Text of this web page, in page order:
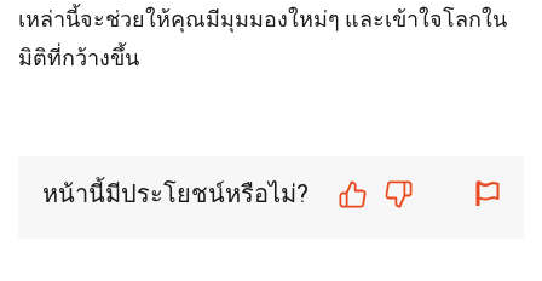
เหล่านี้จะช่วยให้คุณมีมุมมองใหม่ๆ และเข้าใจโลกใน
มิติที่กว้างขึ้น
หน้านี้มีประโยชน์หรือไม่?